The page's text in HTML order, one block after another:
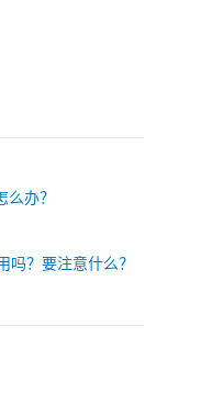
么办？
吗？要注意什么？